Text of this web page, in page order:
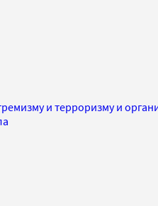
и терроризму и